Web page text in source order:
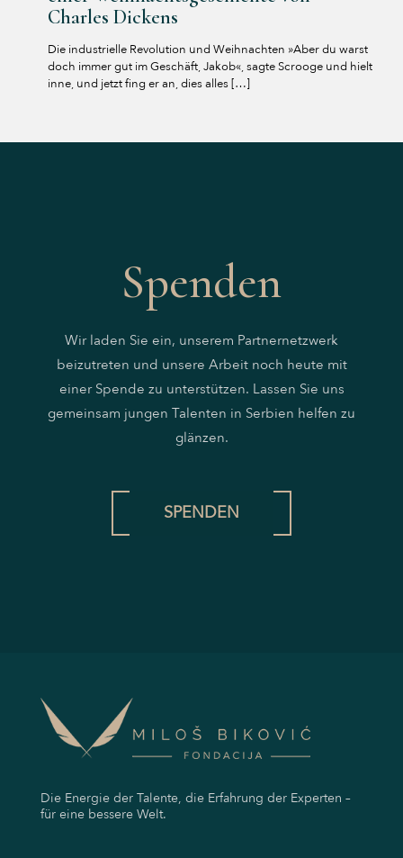
Charles Dickens
Die industrielle Revolution und Weihnachten »Aber du warst
doch immer gut im Geschäft, Jakob«, sagte Scrooge und hielt
inne, und jetzt fing er an, dies alles[…]
Spenden
Wir laden Sie ein, unserem Partnernetzwerk
beizutreten und unsere Arbeit noch heute mit
einer Spende zu unterstützen. Lassen Sie uns
gemeinsam jungen Talenten in Serbien helfen zu
glänzen.
SPENDEN
Die Energie der Talente, die Erfahrung der Experten –
für eine bessere Welt.